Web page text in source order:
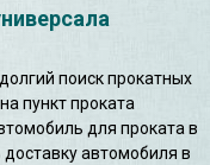
поиск прокатных
пункт проката
для проката в
автомобиля в